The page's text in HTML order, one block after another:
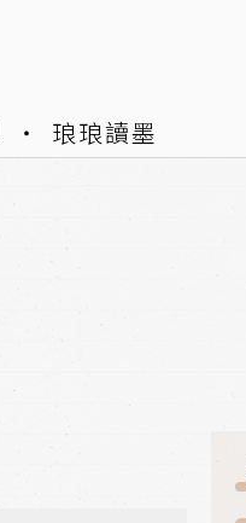
琅琅讀墨